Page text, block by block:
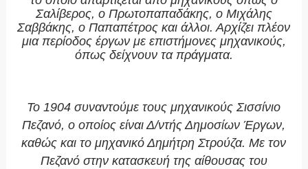
Σαλίβερος, ο Πρωτοπαπαδάκης, ο Μιχάλης
Σαββάκης, ο Παπαπέτρος και άλλοι. Αρχίζει πλέον
μια περίοδος έργων με επιστήμονες μηχανικούς,
όπως δείχνουν τα πράγματα.
Το 1904 συναντούμε τους μηχανικούς Σισσίνιο
Πεζανό, ο οποίος είναι Δ/ντής Δημοσίων Έργων,
καθώς και το μηχανικό Δημήτρη Στρούζα. Με τον
Πεζανό στην κατασκευή της αίθουσας του